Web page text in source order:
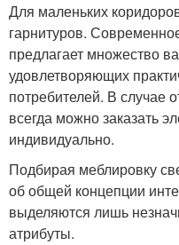
Для маленьких
гарнитуров.
предлагает множество
удовлетворяющих
потребителей. В случае
всегда можно заказать
индивидуально.
Подбирая меблировку
об общей концепции
выделяются лишь
атрибуты.